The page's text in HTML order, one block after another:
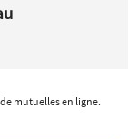
mutuelles en ligne.